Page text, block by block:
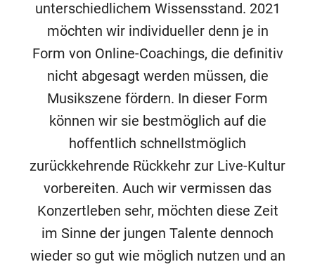
unterschiedlichem Wissensstand. 2021
möchten wir individueller denn je in
Form von Online-Coachings, die definitiv
nicht abgesagt werden müssen, die
Musikszene fördern. In dieser Form
können wir sie bestmöglich auf die
hoffentlich schnellstmöglich
zurückkehrende Rückkehr zur Live-Kultur
vorbereiten. Auch wir vermissen das
Konzertleben sehr, möchten diese Zeit
im Sinne der jungen Talente dennoch
wieder so gut wie möglich nutzen und an